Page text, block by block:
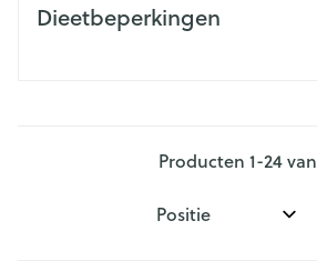
Dieetbeperkingen
Producten 1-24van
Sorteer op: